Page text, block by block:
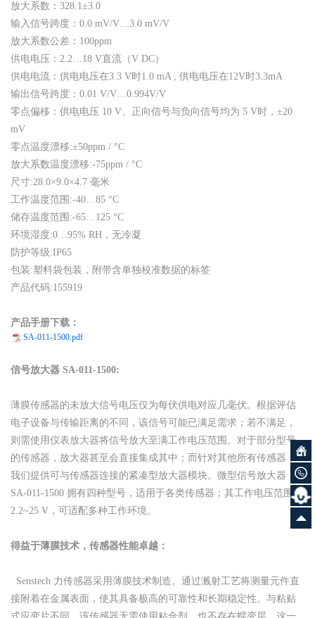
放大系数：328.1±3.0
输入信号跨度：0.0 mV/V…3.0 mV/V
放大系数公差：100ppm
供电电压：2.2…18 V直流（V DC）
供电电流：供电电压在3.3 V时1.0 mA , 供电电压在12V时3.3mA
输出信号跨度：0.01 V/V…0.994V/V
零点偏移：供电电压 10 V、正向信号与负向信号均为 5 V时，±20
mV
零点温度漂移:±50ppm / °C
放大系数温度漂移:-75ppm / °C
尺寸:28.0×9.0×4.7 毫米
工作温度范围:-40…85 °C
储存温度范围:-65…125 °C
环境湿度:0…95% RH，无冷凝
防护等级:IP65
包装:塑料袋包装，附带含单独校准数据的标签
产品代码:155919
产品手册下载：
SA-011-1500.pdf
信号放大器 SA-011-1500:
薄膜传感器的未放大信号电压仅为每伏供电对应几毫伏。根据评估
电子设备与传输距离的不同，该信号可能已满足需求；若不满足，
则需使用仪表放大器将信号放大至满工作电压范围。对于部分型号
的传感器，放大器甚至会直接集成其中；而针对其他所有传感器，
我们提供可与传感器连接的紧凑型放大器模块。微型信号放大器
SA-011-1500 拥有四种型号，适用于各类传感器；其工作电压范围为
2.2~25 V，可适配多种工作环境。
得益于薄膜技术，传感器性能卓越：
Senstech 力传感器采用薄膜技术制造。通过溅射工艺将测量元件直
接附着在金属表面，使其具备极高的可靠性和长期稳定性。与粘贴